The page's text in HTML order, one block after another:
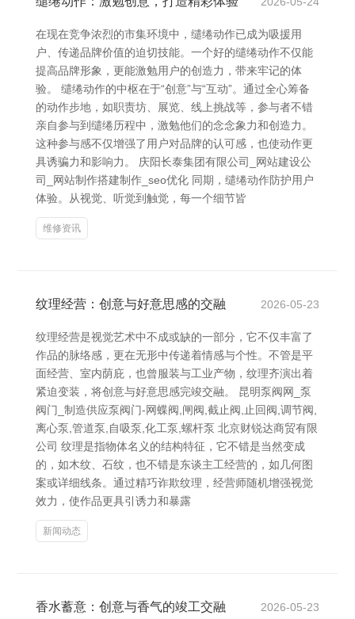
在现在竞争浓烈的市集环境中，缱绻动作已成为吸援用
户、传递品牌价值的迫切技能。一个好的缱绻动作不仅能
提高品牌形象，更能激勉用户的创造力，带来牢记的体
验。 缱绻动作的中枢在于“创意”与“互动”。通过全心筹备
的动作步地，如职责坊、展览、线上挑战等，参与者不错
亲自参与到缱绻历程中，激勉他们的念念象力和创造力。
这种参与感不仅增强了用户对品牌的认可感，也使动作更
具诱骗力和影响力。 庆阳长泰集团有限公司_网站建设公
司_网站制作搭建制作_seo优化 同期，缱绻动作防护用户
体验。从视觉、听觉到触觉，每一个细节皆
维修资讯
纹理经营：创意与好意思感的交融 2026-05-23
纹理经营是视觉艺术中不成或缺的一部分，它不仅丰富了
作品的脉络感，更在无形中传递着情感与个性。不管是平
面经营、室内荫庇，也曾服装与工业产物，纹理齐演出着
紧迫变装，将创意与好意思感完竣交融。 昆明泵阀网_泵
阀门_制造供应泵阀门-网蝶阀,闸阀,截止阀,止回阀,调节阀,
离心泵,管道泵,自吸泵,化工泵,螺杆泵 北京财锐达商贸有限
公司 纹理是指物体名义的结构特征，它不错是当然变成
的，如木纹、石纹，也不错是东谈主工经营的，如几何图
案或详细线条。通过精巧诈欺纹理，经营师随机增强视觉
效力，使作品更具引诱力和暴露
新闻动态
香水蓄意：创意与香气的竣工交融 2026-05-23